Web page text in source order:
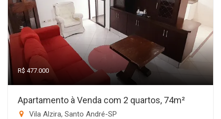
R$ 477.000
Apartamento à Venda com 2 quartos, 74m²
Vila Alzira, Santo André-SP